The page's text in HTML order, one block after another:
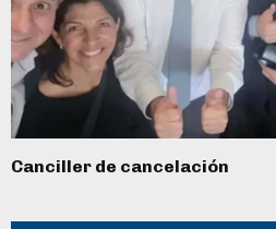
Canciller de cancelación